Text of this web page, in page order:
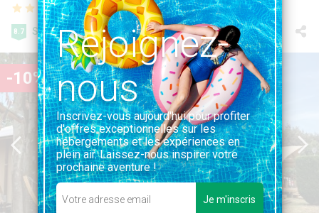
8.7 Super 26 avis
-10%
Rejoignez-
nous
Inscrivez-vous aujourd'hui pour profiter
d'offres exceptionnelles sur les
hébergements et les expériences en
plein air. Laissez-nous inspirer votre
prochaine aventure !
Je m'inscris